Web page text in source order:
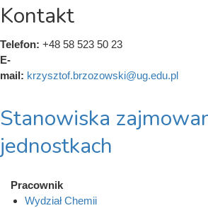
Kontakt
Telefon: +48 58 523 50 23
E-
mail: krzysztof.brzozowski@ug.edu.pl
Stanowiska
jednostkach
Pracownik
Wydział Chemii